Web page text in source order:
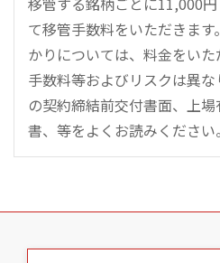
て移管手数料をいただきま
かりについては、料金をい
手数料等およびリスクは異
の契約締結前交付書面、上
書、等をよくお読みください。
こ